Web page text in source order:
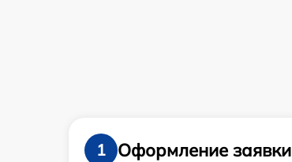
1
Оформление заявки